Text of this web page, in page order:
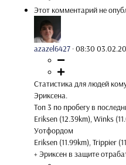
Этот комментарий не
azazel6427 ·08:30
Статистика для людей
Эриксена.
Топ 3 по пробегу в
Eriksen (12.39km), Winks
Уотфордом
Eriksen (11.99km), Trippier
+ Эриксен в защите